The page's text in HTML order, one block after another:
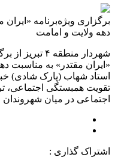
دهه ولایت و امامت
شهردار منطقه
«ایران مقتدر» به مناسبت
استاد شهاب (پارک شادی)
تقویت همبستگی اجتماعی،
اجتماعی در میان شهروندان
اشتراک گذاری :